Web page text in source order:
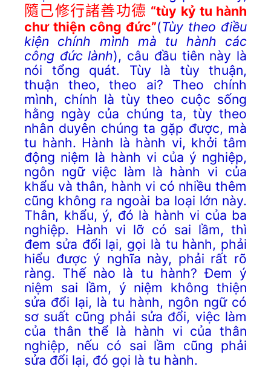
隨己修行諸善功德 “tùy kỷ tu hành
chư thiện công đức”(Tùy theo điều
kiện chính mình mà tu hành các
công đức lành), câu đầu tiên này là
nói tổng quát. Tùy là tùy thuận,
thuận theo, theo ai? Theo chính
mình, chính là tùy theo cuộc sống
hằng ngày của chúng ta, tùy theo
nhân duyên chúng ta gặp được, mà
tu hành. Hành là hành vi, khởi tâm
động niệm là hành vi của ý nghiệp,
ngôn ngữ việc làm là hành vi của
khẩu và thân, hành vi có nhiều thêm
cũng không ra ngoài ba loại lớn này.
Thân, khẩu, ý, đó là hành vi của ba
nghiệp. Hành vi lỡ có sai lầm, thì
đem sửa đổi lại, gọi là tu hành, phải
hiểu được ý nghĩa này, phải rất rõ
ràng. Thế nào là tu hành? Đem ý
niệm sai lầm, ý niệm không thiện
sửa đổi lại, là tu hành, ngôn ngữ có
sơ suất cũng phải sửa đổi, việc làm
của thân thể là hành vi của thân
nghiệp, nếu có sai lầm cũng phải
sửa đổi lại, đó gọi là tu hành.